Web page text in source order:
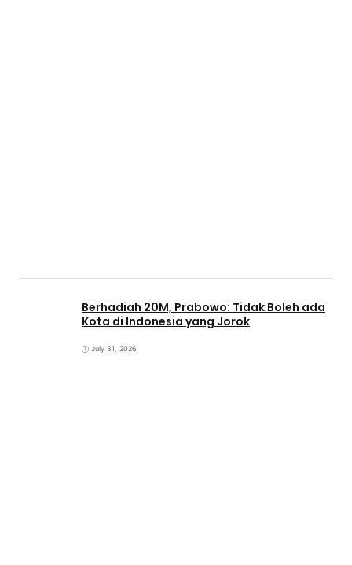
Berhadiah 20M, Prabowo: Tidak Boleh ada
Kota di Indonesia yang Jorok
July 31, 2026